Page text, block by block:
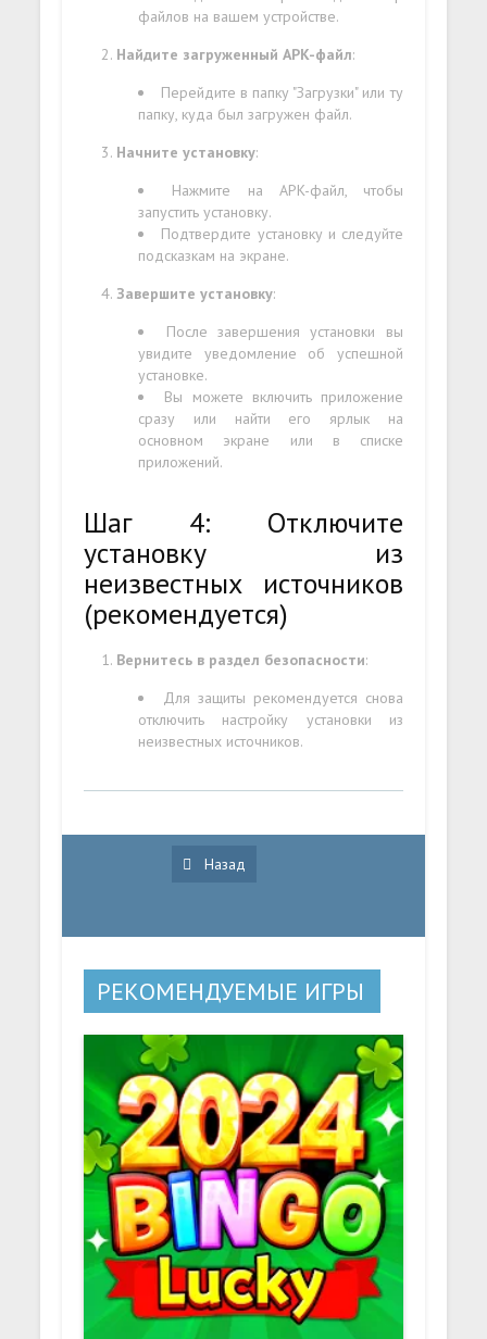
файлов на вашем устройстве.
Найдите загруженный APK-файл:
Перейдите в папку "Загрузки" или ту
папку, куда был загружен файл.
Начните установку:
Нажмите на APK-файл, чтобы
запустить установку.
Подтвердите установку и следуйте
подсказкам на экране.
Завершите установку:
После завершения установки вы
увидите уведомление об успешной
установке.
Вы можете включить приложение
сразу или найти его ярлык на
основном экране или в списке
приложений.
Шаг 4: Отключите
установку из
неизвестных источников
(рекомендуется)
Вернитесь в раздел безопасности:
Для защиты рекомендуется снова
отключить настройку установки из
неизвестных источников.
Назад
РЕКОМЕНДУЕМЫЕ ИГРЫ